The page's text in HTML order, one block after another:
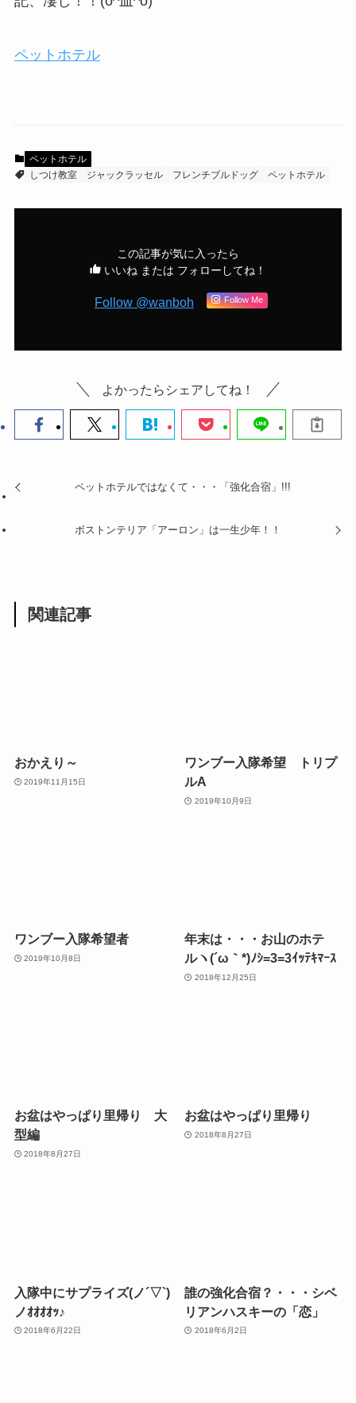
ペットホテル
ペットホテル
しつけ教室
ジャックラッセル フレンチブルドッグ ペットホテル
この記事が気に入ったら
いいね または フォローしてね！
Follow @wanboh Follow Me
よかったらシェアしてね！
ペットホテルではなくて・・・「強化合宿」!!!
ボストンテリア「アーロン」は一生少年！！
関連記事
おかえり～
2019年11月15日
ワンブー入隊希望 トリプ
ルA
2019年10月9日
ワンブー入隊希望者
2019年10月8日
年末は・・・お山のホテ
ルヽ(´ω｀*)ﾉｼ=3=3ｲｯﾃｷﾏｰｽ
2018年12月25日
お盆はやっぱり里帰り 大
型編
2018年8月27日
お盆はやっぱり里帰り
2018年8月27日
入隊中にサプライズ(ノ´▽`)
ノｵｵｵｵｯ♪
2018年6月22日
誰の強化合宿？・・・シベ
リアンハスキーの「恋」
2018年6月2日